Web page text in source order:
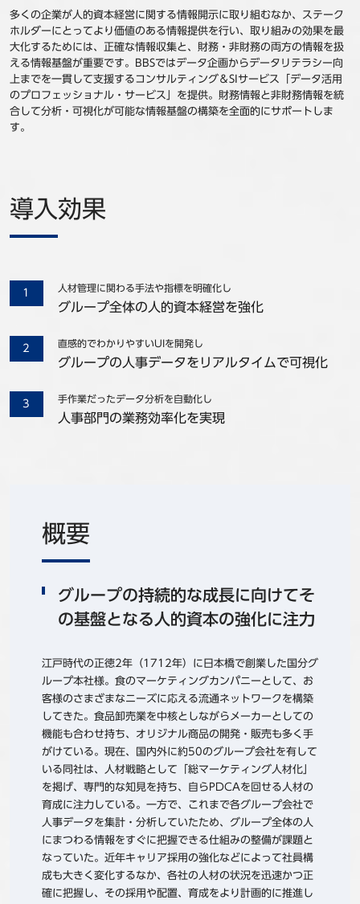
多くの企業が人的資本経営に関する情報開示に取り組むなか、ステーク
ホルダーにとってより価値のある情報提供を行い、取り組みの効果を最
大化するためには、正確な情報収集と、財務・非財務の両方の情報を扱
える情報基盤が重要です。BBSではデータ企画からデータリテラシー向
上までを一貫して支援するコンサルティング＆SIサービス「データ活用
のプロフェッショナル・サービス」を提供。財務情報と非財務情報を統
合して分析・可視化が可能な情報基盤の構築を全面的にサポートしま
す。
導入効果
人材管理に関わる手法や指標を明確化し
グループ全体の人的資本経営を強化
直感的でわかりやすいUIを開発し
グループの人事データをリアルタイムで可視化
手作業だったデータ分析を自動化し
人事部門の業務効率化を実現
概要
グループの持続的な成長に向けてそ
の基盤となる人的資本の強化に注力
江戸時代の正徳2年（1712年）に日本橋で創業した国分グ
ループ本社様。食のマーケティングカンパニーとして、お
客様のさまざまなニーズに応える流通ネットワークを構築
してきた。食品卸売業を中核としながらメーカーとしての
機能も合わせ持ち、オリジナル商品の開発・販売も多く手
がけている。現在、国内外に約50のグループ会社を有して
いる同社は、人材戦略として「総マーケティング人材化」
を掲げ、専門的な知見を持ち、自らPDCAを回せる人材の
育成に注力している。一方で、これまで各グループ会社で
人事データを集計・分析していたため、グループ全体の人
にまつわる情報をすぐに把握できる仕組みの整備が課題と
なっていた。近年キャリア採用の強化などによって社員構
成も大きく変化するなか、各社の人材の状況を迅速かつ正
確に把握し、その採用や配置、育成をより計画的に推進し